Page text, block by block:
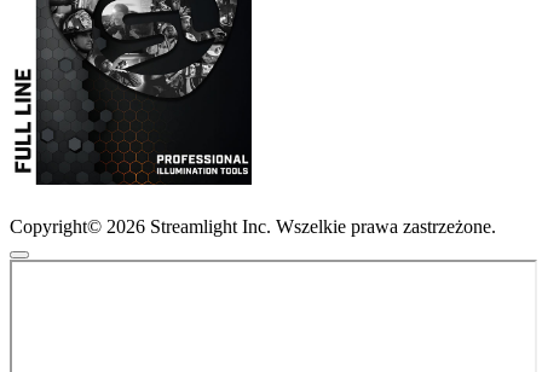
Copyright© 2026 Streamlight Inc. Wszelkie prawa zastrzeżone.